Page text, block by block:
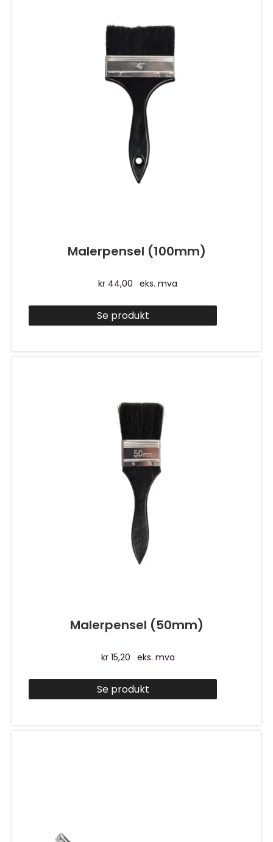
Malerpensel (100mm)
kr 44,00 eks. mva
Se produkt
Malerpensel (50mm)
kr15,20 eks. mva
Se produkt